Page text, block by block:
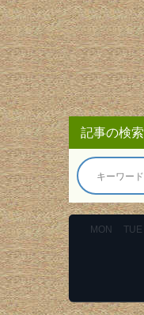
記事の検
MON TUE